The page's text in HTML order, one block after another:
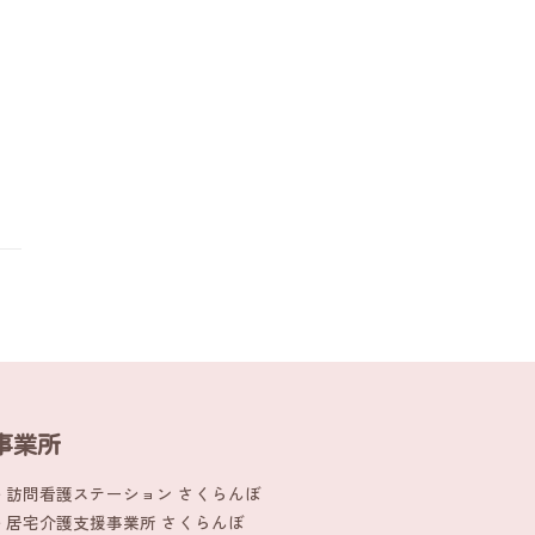
業所
訪問看護ステーション さくらんぼ
居宅介護支援事業所 さくらんぼ